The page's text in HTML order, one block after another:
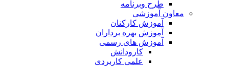
طرح وبرنامه
معاون آموزشی
آموزش کارکنان
آموزش بهره برداران
آموزش های رسمی
کارودانش
علمی کاربردی